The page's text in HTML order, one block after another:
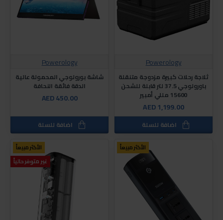
Powerology
ثلاجة رحلات كبيرة مزدوجة متنقلة
باورولوجي 37.5 لتر قابلة للشحن
15600 مللي أمبير
AED 1,199.00
اضافة للسلة
Powerology
شاشة بورولوجي المحمولة عالية
الدقة فائقة النحافة
AED 450.00
اضافة للسلة
الأكثر مبيعاً
الأكثر مبيعاً
غير متوفر حالياً